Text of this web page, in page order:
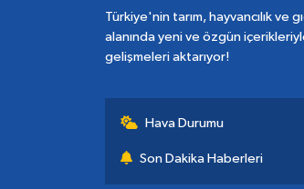
Türkiye'nin tarım, hayvancılık ve
alanında yeni ve özgün
gelişmeleri aktarıyor!
Hava Durumu
Son Dakika Haberleri